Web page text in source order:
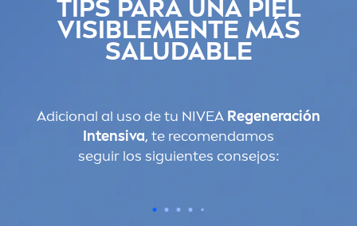
TIPS PARA UNA PIEL
VISIBLEMENTE MÁS
SALUDABLE
Adicional al uso de tu NIVEA Regeneración
Intensiva, te recomendamos
seguir los siguientes consejos: